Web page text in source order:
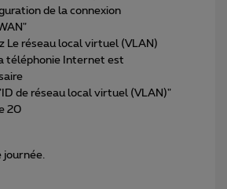
de la connexion
Le réseau local virtuel (VLAN)
téléphonie Internet est
de réseau local virtuel (VLAN)"
20
journée.